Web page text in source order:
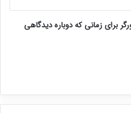
برای زمانی که دوباره دیدگاهی